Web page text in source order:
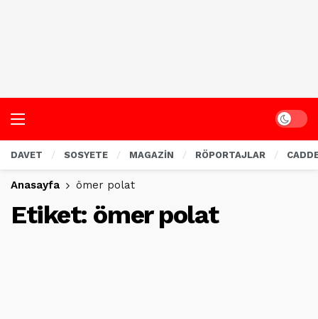
Dark
DAVET SOSYETE MAGAZİN RÖPORTAJLAR
Anasayfa ömer polat
Etiket: ömer polat